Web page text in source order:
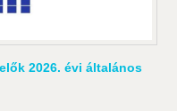
2026. évi általános